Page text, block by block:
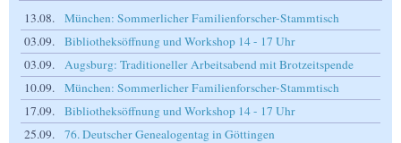
13.08.
München: Sommerlicher Familienforscher-Stammtisch
03.09.
Bibliotheksöffnung und Workshop 14 - 17 Uhr
03.09.
Augsburg: Traditioneller Arbeitsabend mit Brotzeitspende
10.09.
München: Sommerlicher Familienforscher-Stammtisch
17.09.
Bibliotheksöffnung und Workshop 14 - 17 Uhr
25.09.
76. Deutscher Genealogentag in Göttingen